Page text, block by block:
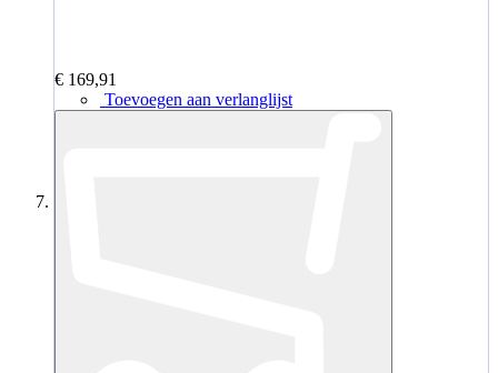
€ 169,91
Toevoegen aan verlanglijst